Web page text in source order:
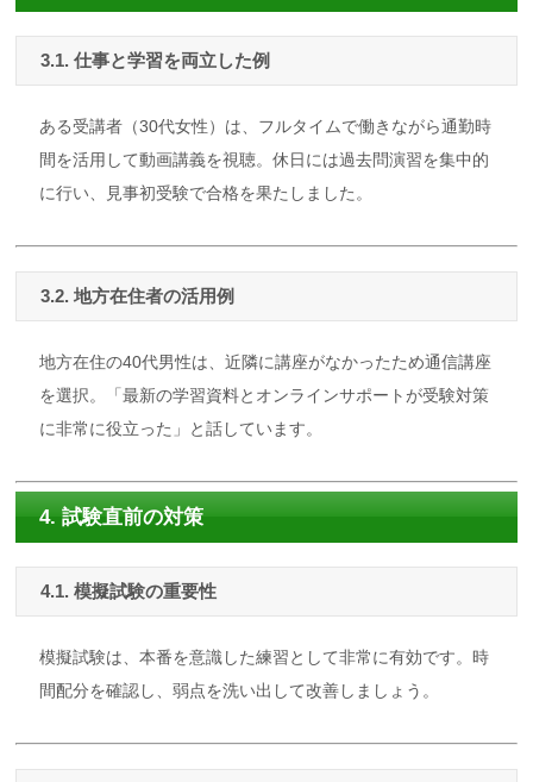
3.1. 仕事と学習を両立した例
ある受講者（30代女性）は、フルタイムで働きながら通勤時
間を活用して動画講義を視聴。休日には過去問演習を集中的
に行い、見事初受験で合格を果たしました。
3.2. 地方在住者の活用例
地方在住の40代男性は、近隣に講座がなかったため通信講座
を選択。「最新の学習資料とオンラインサポートが受験対策
に非常に役立った」と話しています。
4. 試験直前の対策
4.1. 模擬試験の重要性
模擬試験は、本番を意識した練習として非常に有効です。時
間配分を確認し、弱点を洗い出して改善しましょう。